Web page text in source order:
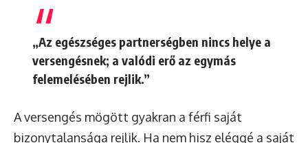
„Az egészséges partnerségben nincs helye a
versengésnek; a valódi erő az egymás
felemelésében rejlik.”
A versengés mögött gyakran a férfi saját
bizonytalansága rejlik. Ha nem hisz eléggé a saját